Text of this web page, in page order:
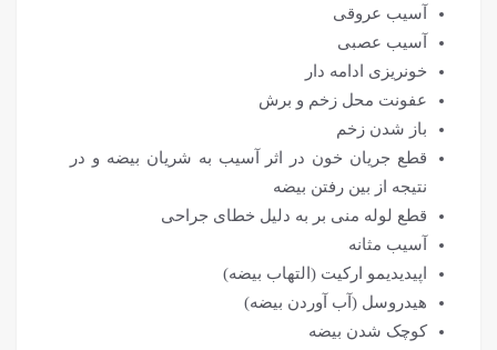
آسیب عروقی
آسیب عصبی
خونریزی ادامه دار
عفونت محل زخم و برش
باز شدن زخم
قطع جریان خون در اثر آسیب به شریان بیضه و در
نتیجه از بین رفتن بیضه
قطع لوله منی بر به دلیل خطای جراحی
آسیب مثانه
اپیدیدیمو ارکیت (التهاب بیضه)
هیدروسل (آب آوردن بیضه)
کوچک شدن بیضه